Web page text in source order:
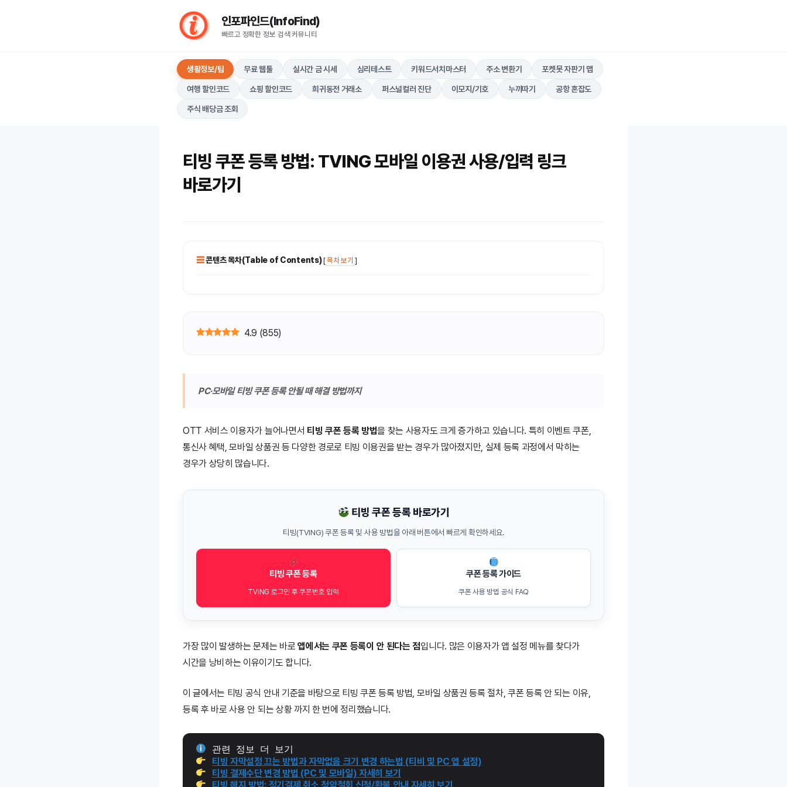
인포파인드(InfoFind)​​​​
빠르고 정확한 정보 검색 커뮤니티
생활정보/팁 무료 웹툴 실시간 금 시세 심리테스트 키워드서치마스터 주소 변환기 포켓못 자판기 맵
여행 할인코드 쇼핑 할인코드 희귀동전 거래소 퍼스널컬러 진단 이모지/기호 누끼따기 공항 혼잡도
주식 배당금 조회
티빙 쿠폰 등록 방법: TVING 모바일 이용권 사용/입력 링크
바로가기
콘텐츠 목차(Table of Contents)[목차 보기 ]
4.9 (855)
PC·모바일 티빙 쿠폰 등록 안될 때 해결 방법까지
OTT 서비스 이용자가 늘어나면서 티빙 쿠폰 등록 방법을 찾는 사용자도 크게 증가하고 있습니다. 특히 이벤트 쿠폰,
통신사 혜택, 모바일 상품권 등 다양한 경로로 티빙 이용권을 받는 경우가 많아졌지만, 실제 등록 과정에서 막히는
경우가 상당히 많습니다.
티빙 쿠폰 등록 바로가기
티빙(TVING) 쿠폰 등록 및 사용 방법을 아래 버튼에서 빠르게 확인하세요.
티빙 쿠폰 등록
TVING 로그인 후 쿠폰번호 입력
쿠폰 등록 가이드
쿠폰 사용 방법 공식 FAQ
가장 많이 발생하는 문제는 바로앱에서는 쿠폰 등록이 안 된다는 점입니다. 많은 이용자가 앱 설정 메뉴를 찾다가
시간을 낭비하는 이유이기도 합니다.
이 글에서는 티빙 공식 안내 기준을 바탕으로 티빙 쿠폰 등록 방법, 모바일 상품권 등록 절차, 쿠폰 등록 안 되는 이유,
등록 후 바로 사용 안 되는 상황 까지 한 번에 정리했습니다.
관련 정보 더 보기
티빙 자막설정 끄는 방법과 자막없음 크기 변경 하는법 (티비 및 PC 앱 설정)
티빙 결제수단 변경 방법 (PC 및 모바일) 자세히 보기
티빙 해지 방법: 정기결제 취소 청약철회 신청/환불 안내 자세히 보기